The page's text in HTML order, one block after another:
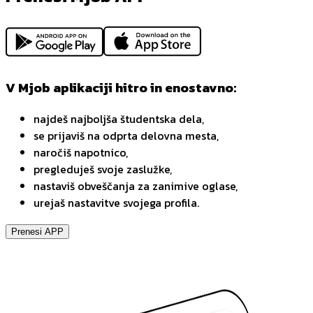
V Mjob aplikaciji hitro in enostavno:
najdeš najboljša študentska dela,
se prijaviš na odprta delovna mesta,
naročiš napotnico,
pregleduješ svoje zaslužke,
nastaviš obveščanja za zanimive oglase,
urejaš nastavitve svojega profila.
Prenesi APP